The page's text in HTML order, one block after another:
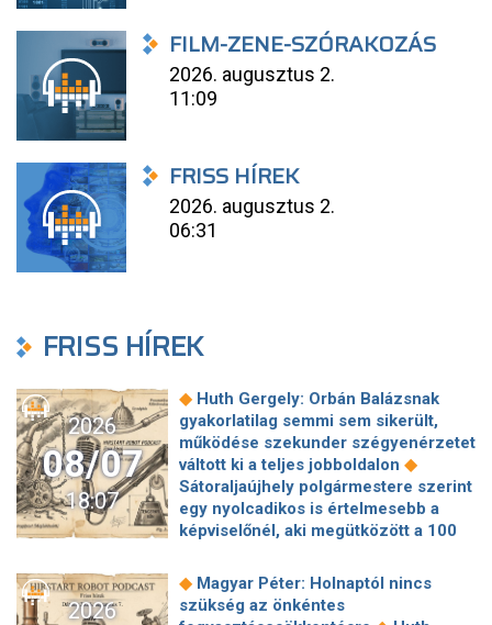
FILM-ZENE-SZÓRAKOZÁS
2026. augusztus 2.
11:09
FRISS HÍREK
2026. augusztus 2.
06:31
FRISS HÍREK
2026
08/07
18:07
◆ Huth Gergely: Orbán Balázsnak
gyakorlatilag semmi sem sikerült,
működése szekunder szégyenérzetet
váltott ki a teljes jobboldalon ◆
Sátoraljaújhely polgármestere szerint
egy nyolcadikos is értelmesebb a
képviselőnél, aki megütközött a 100
hírszerzés szerint Putyin pár éven
belül megtámadhat egy NATO-
tagállamot ◆ Vitézy Dávid
2026
◆ Magyar Péter: Holnaptól nincs
szükség az önkéntes